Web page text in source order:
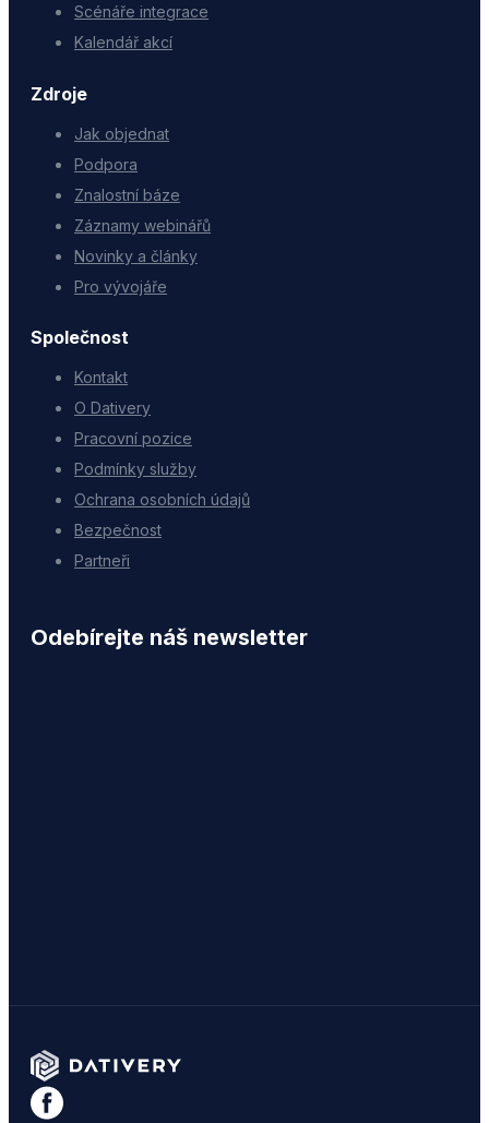
Scénáře integrace
Kalendář akcí
Zdroje
Jak objednat
Podpora
Znalostní báze
Záznamy webinářů
Novinky a články
Pro vývojáře
Společnost
Kontakt
O Dativery
Pracovní pozice
Podmínky služby
Ochrana osobních údajů
Bezpečnost
Partneři
Odebírejte náš newsletter